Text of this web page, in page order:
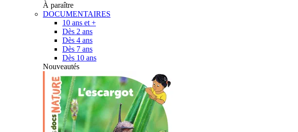
À paraître
DOCUMENTAIRES
10 ans et +
Dès 2 ans
Dès 4 ans
Dès 7 ans
Dès 10 ans
Nouveautés